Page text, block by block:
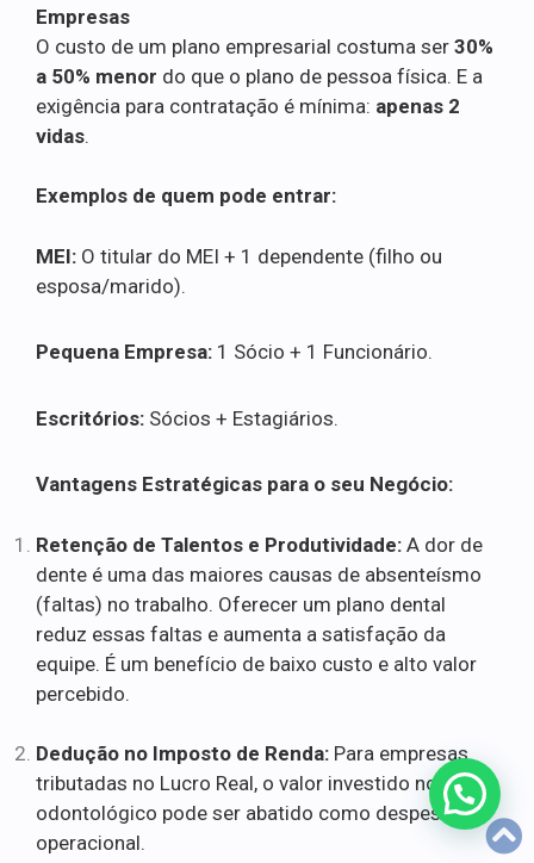
Empresas
O custo de um plano empresarial costuma ser 30%
a 50% menor do que o plano de pessoa física. E a
exigência para contratação é mínima: apenas 2
vidas.
Exemplos de quem pode entrar:
MEI: O titular do MEI + 1 dependente (filho ou
esposa/marido).
Pequena Empresa: 1 Sócio + 1 Funcionário.
Escritórios: Sócios + Estagiários.
Vantagens Estratégicas para o seu Negócio:
Retenção de Talentos e Produtividade: A dor de
dente é uma das maiores causas de absenteísmo
(faltas) no trabalho. Oferecer um plano dental
reduz essas faltas e aumenta a satisfação da
equipe. É um benefício de baixo custo e alto valor
percebido.
Dedução no Imposto de Renda: Para empresas
tributadas no Lucro Real, o valor investido no plano
odontológico pode ser abatido como despesa
operacional.